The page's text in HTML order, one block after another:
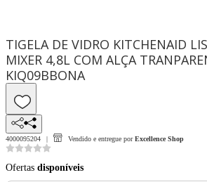
TIGELA DE VIDRO KITCHENAID
MIXER 4,8L COM ALÇA
KIQ09BBONA
4000095204 Vendido e entregue por Excellence Shop
Ofertas disponíveis